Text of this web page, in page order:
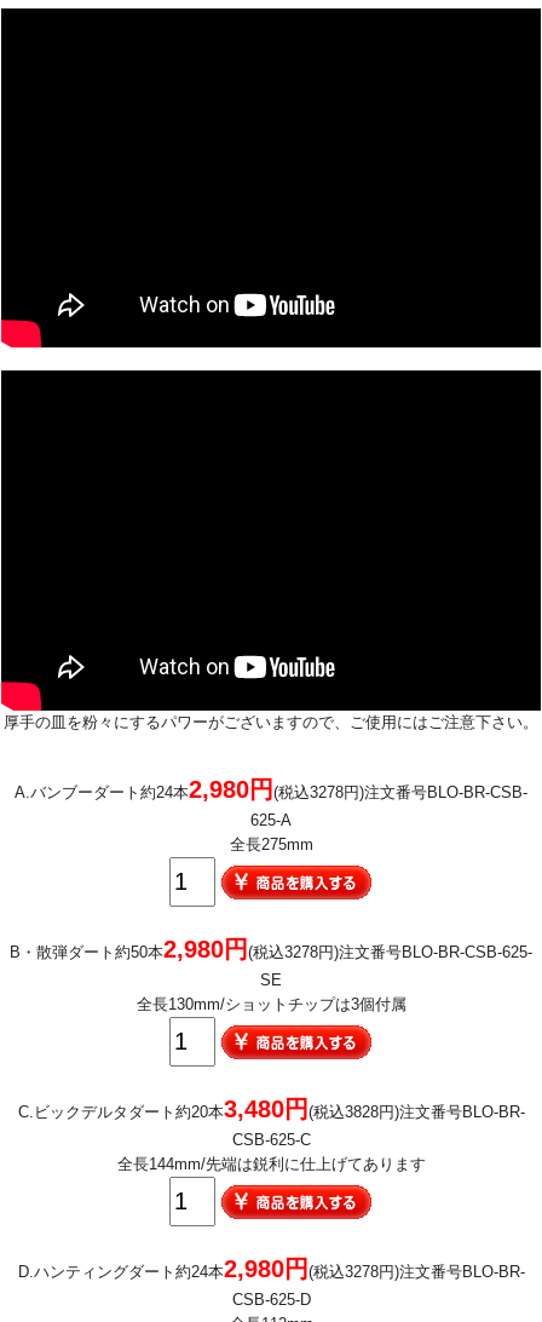
厚手の皿を粉々にするパワーがございますので、ご使用にはご注意下さい。
A.バンブーダート約24本2,980円 (税込3278円)注文番号BLO-BR-CSB-
625-A
全長275mm
B・散弾ダート約50本2,980円 (税込3278円)注文番号BLO-BR-CSB-625-
SE
全長130mm/ショットチップは3個付属
C.ビックデルタダート約20本3,480円 (税込3828円)注文番号BLO-BR-
CSB-625-C
全長144mm/先端は鋭利に仕上げてあります
D.ハンティングダート約24本2,980円 (税込3278円)注文番号BLO-BR-
CSB-625-D